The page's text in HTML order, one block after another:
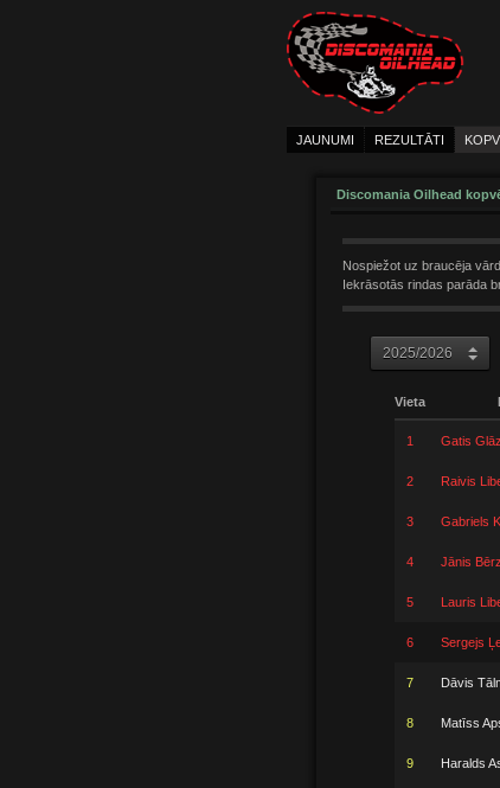
JAUNUMI REZULTĀTI
Discomania Oilhead
Nospiežot uz braucēja
Iekrāsotās rindas parāda
Vieta
1 Gatis
2 Raivis
3 Gabriels
4 Jānis
5 Lauris
6 Sergejs
7 Dāvis
8 Matīss
9 Haralds